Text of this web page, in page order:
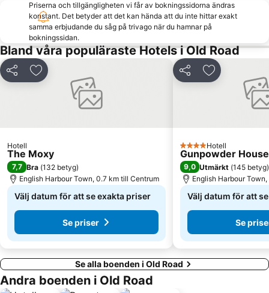
Priserna och tillgängligheten vi får av bokningssidorna ändras
konstant. Det betyder att det kan hända att du inte hittar exakt
samma erbjudande du såg på trivago när du hamnar på
bokningssidan.
Bland våra populäraste Hotels i Old Road
Dela Lägg till i Mina Favoriter
Hotell
The Moxy
7,7 Bra (132 betyg)
English Harbour Town, 0.7 km till Centrum
Välj datum för att se exakta priser
Se priser
Dela Lägg till i
4 Stjärnor
Hotell
Gunpowder
9,0 Utmärkt (145 betyg)
English Harbour
Välj datum för att
Se
Se alla boenden i Old Road
Andra boenden i Old Road